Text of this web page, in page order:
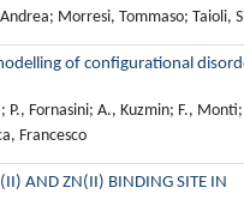
Morresi, Tommaso; Taioli,
of configurational
P., Fornasini; A., Kuzmin; F.,
Francesco
AND ZN(II) BINDING SITE IN